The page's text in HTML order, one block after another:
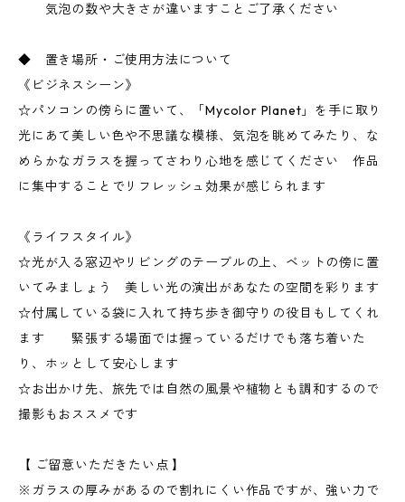
気泡の数や大きさが違いますことご了承ください
◆ 置き場所・ご使用方法について
《ビジネスシーン》
☆パソコンの傍らに置いて、「Mycolor Planet」を手に取り
光にあて美しい色や不思議な模様、気泡を眺めてみたり、な
めらかなガラスを握ってさわり心地を感じてください 作品
に集中することでリフレッシュ効果が感じられます
《ライフスタイル》
☆光が入る窓辺やリビングのテーブルの上、ベットの傍に置
いてみましょう 美しい光の演出があなたの空間を彩ります
☆付属している袋に入れて持ち歩き御守りの役目もしてくれ
ます 緊張する場面では握っているだけでも落ち着いた
り、ホッとして安心します
☆お出かけ先、旅先では自然の風景や植物とも調和するので
撮影もおススメです
【 ご留意いただきたい点 】
※ガラスの厚みがあるので割れにくい作品ですが、強い力で